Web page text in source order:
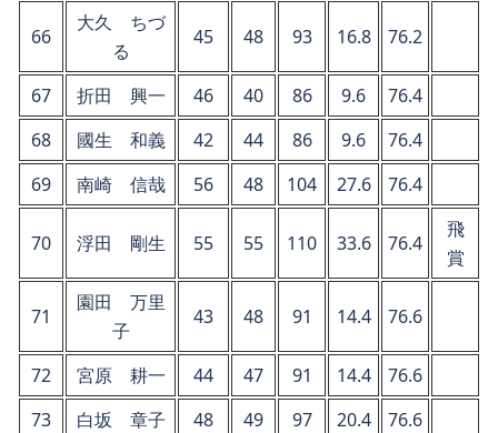
66
大久 ちづ
る
45 48 93 16.8 76.2
67 折田 興一 46 40 86 9.6
76.4
68
國生 和義 42 44 86 9.6
76.4
69
南崎 信哉 56 48 104 27.6 76.4
70 浮田 剛生 55 55 110 33.6 76.4
飛
賞
71
園田 万里
子
43 48 91 14.4 76.6
72 宮原 耕一 44 47 91 14.4
76.6
73
白坂 章子 48 49 97 20.4
76.6